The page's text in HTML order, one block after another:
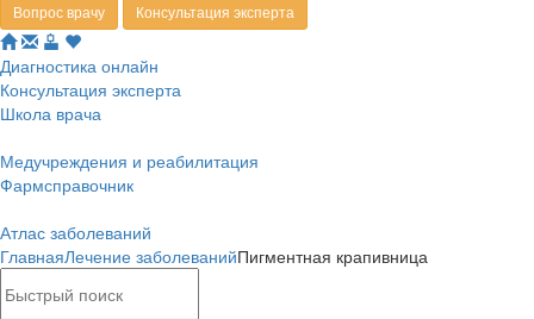
Вопрос врачу Консультация эксперта
Диагностика онлайн
Консультация эксперта
Школа врача
Медучреждения и реабилитация
Фармсправочник
Атлас заболеваний
ГлавнаяЛечение заболеванийПигментная крапивница